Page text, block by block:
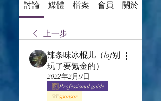
討論 媒體 檔案 會員 關於
上一步
辣条味冰棍儿（lof别
玩了要氪金的）
2022年2月9日
Professional guide
sponsor